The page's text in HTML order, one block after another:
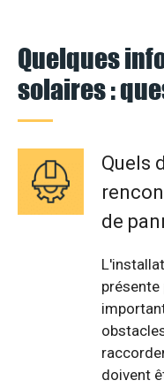
Quelques
solaires :
Quels
de
doivent